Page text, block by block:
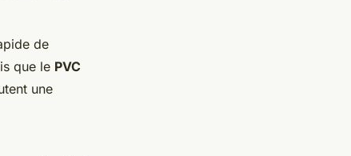
de
que le PVC
une